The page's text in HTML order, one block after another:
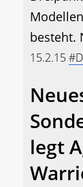
besteht.
15.2.15
legt